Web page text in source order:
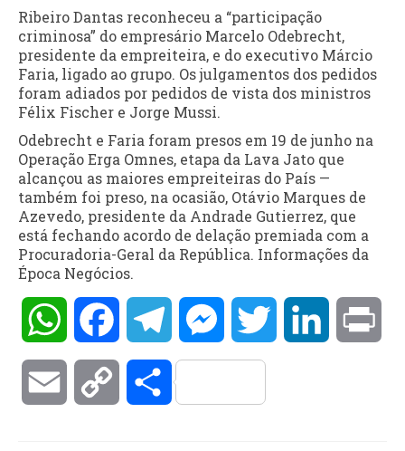
Ribeiro Dantas reconheceu a “participação
criminosa” do empresário Marcelo Odebrecht,
presidente da empreiteira, e do executivo Márcio
Faria, ligado ao grupo. Os julgamentos dos pedidos
foram adiados por pedidos de vista dos ministros
Félix Fischer e Jorge Mussi.
Odebrecht e Faria foram presos em 19 de junho na
Operação Erga Omnes, etapa da Lava Jato que
alcançou as maiores empreiteiras do País —
também foi preso, na ocasião, Otávio Marques de
Azevedo, presidente da Andrade Gutierrez, que
está fechando acordo de delação premiada com a
Procuradoria-Geral da República. Informações da
Época Negócios.
WhatsAppFacebookTelegramMessengerTwitter LinkedIn
Email Copy Compartilhar